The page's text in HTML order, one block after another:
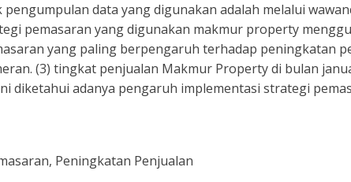
data yang digunakan adalah melalui
pemasaran yang digunakan makmur property
yang paling berpengaruh terhadap peningkatan
(3) tingkat penjualan Makmur Property di bulan
diketahui adanya pengaruh implementasi strategi
Peningkatan Penjualan